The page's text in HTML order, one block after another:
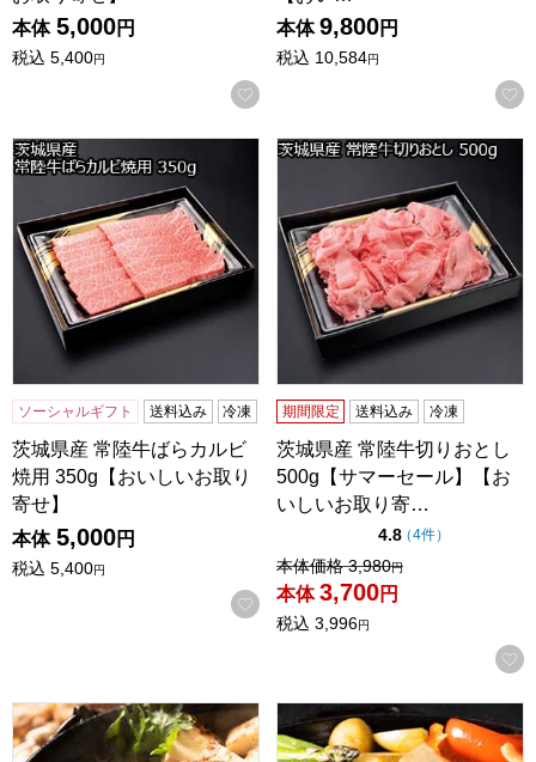
本体 5,000円
税込 5,400円
お気に入りに登録する
本体 9,800円
税込 10,584円
茨城県産 常陸牛ばらカルビ焼用 350g【おいしいお取り寄せ
ソーシャルギフト 送料込み 冷凍
茨城県産 常陸牛ばらカルビ
焼用 350g【おいしいお取り
寄せ】
本体 5,000円
税込 5,400円
お気に入りに登録する
茨城県産 常陸牛切りおとし
期間限定 送料込み 冷凍
茨城県産 常陸牛切りおとし
500g【サマーセール】【お
いしいお取り寄…
4.8点（5点満点中）
（4件の評価
）
値引き前の価格：
本体価格 3,980円
本体 3,700円
税込 3,996円
肉のアオノ A5黒毛和牛切りおとし 400g【おいしいお取り寄
国産 牛ロースポンドステー